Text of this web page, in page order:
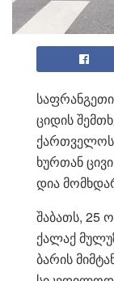
ცი­დის
ქარ­თვე­ლოს
ხურ­თან
დია
შა­ბათს, 25
ქა­ლაქ
ბა­რის